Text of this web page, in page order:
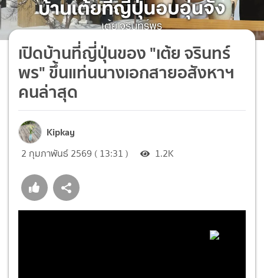
เปิดบ้านที่ญี่ปุ่นของ "เต้ย จรินทร์
พร" ขึ้นแท่นนางเอกสายอสังหาฯ
คนล่าสุด
Kipkay
2 กุมภาพันธ์ 2569 ( 13:31 ) 1.2K